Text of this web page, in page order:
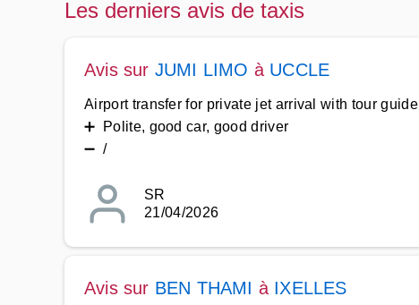
Les derniers avis de taxis
Avis sur JUMI LIMO à UCCLE
Airport transfer for private jet arrival with tour guide
➕ Polite, good car, good driver
➖ /
SR
21/04/2026
Avis sur BEN THAMI à IXELLES